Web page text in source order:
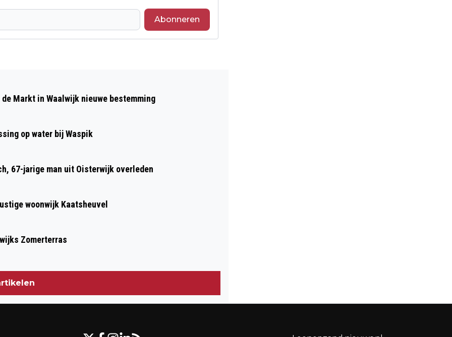
Abonneren
BEDRIJF AAN DE INDUSTRIEWEG
Markt in Waalwijk nieuwe bestemming
op water bij Waspik
67-jarige man uit Oisterwijk overleden
woonwijk Kaatsheuvel
Zomerterras